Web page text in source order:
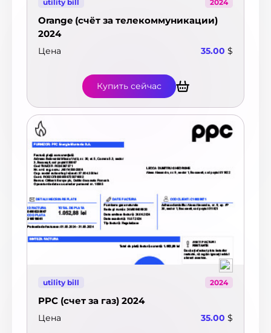
utility bill 2024
Orange (счёт за телекоммуникации)
2024
Цена 35.00 $
Купить сейчас
utility bill 2024
PPC (счет за газ) 2024
Цена 35.00 $